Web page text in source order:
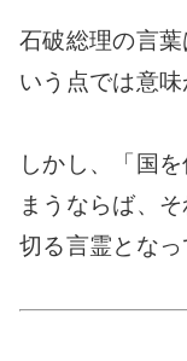
石破総理の言
いう点では意味
しかし、「国
まうならば、
切る言霊となっ